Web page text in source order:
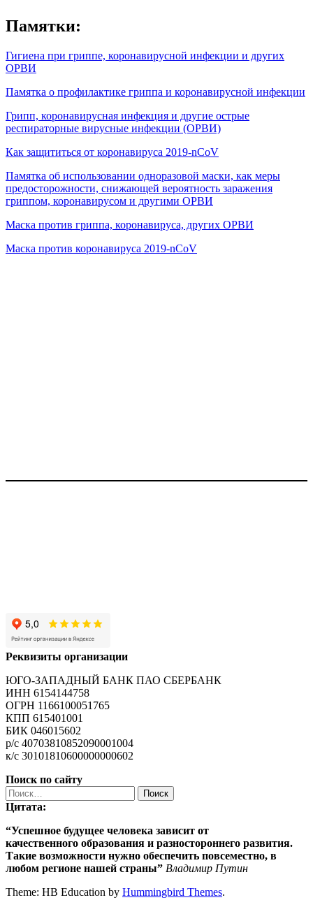
Памятки:
Гигиена при гриппе, коронавирусной инфекции и других
ОРВИ
Памятка о профилактике гриппа и коронавирусной инфекции
Грипп, коронавирусная инфекция и другие острые
респираторные вирусные инфекции (ОРВИ)
Как защититься от коронавируса 2019-nCoV
Памятка об использовании одноразовой маски, как меры
предосторожности, снижающей вероятность заражения
гриппом, коронавирусом и другими ОРВИ
Маска против гриппа, коронавируса, других ОРВИ
Маска против коронавируса 2019-nCoV
Реквизиты организации
ЮГО-ЗАПАДНЫЙ БАНК ПАО СБЕРБАНК
ИНН 6154144758
ОГРН 1166100051765
КПП 615401001
БИК 046015602
р/с 40703810852090001004
к/с 30101810600000000602
Поиск по сайту
Найти:
Цитата:
“Успешное будущее человека зависит от
качественного образования и разностороннего развития.
Такие возможности нужно обеспечить повсеместно, в
любом регионе нашей страны” Владимир Путин
Theme: HB Education by Hummingbird Themes.